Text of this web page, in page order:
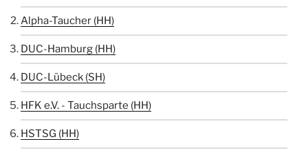
Alpha-Taucher (HH)
DUC-Hamburg (HH)
DUC-Lübeck (SH)
HFK e.V. - Tauchsparte (HH)
HSTSG (HH)